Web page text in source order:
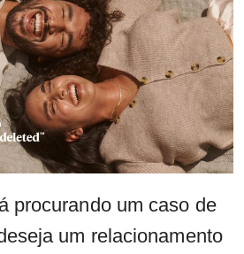
procurando um caso de
um relacionamento